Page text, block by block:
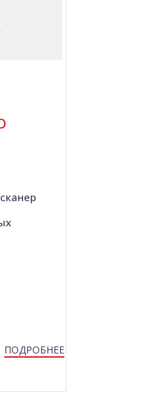
ПОДРОБНЕЕ